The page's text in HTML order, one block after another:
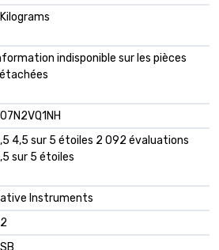
indisponible sur les pièces
4,5 sur 5 étoiles 2 092 évaluations
sur 5 étoiles
Instruments